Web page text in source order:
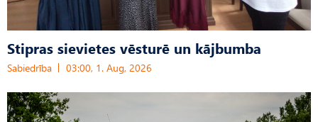
Stipras sievietes vēsturē un kājbumba
Sabiedrība 03:00, 1. Aug, 2026